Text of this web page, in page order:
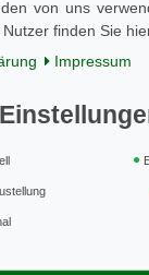
von uns
finden Sie
Impressum